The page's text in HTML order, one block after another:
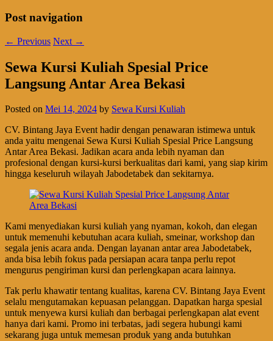
Post navigation
← Previous Next →
Sewa Kursi Kuliah Spesial Price
Langsung Antar Area Bekasi
Posted on Mei 14, 2024 by Sewa Kursi Kuliah
CV. Bintang Jaya Event hadir dengan penawaran istimewa untuk
anda yaitu mengenai Sewa Kursi Kuliah Spesial Price Langsung
Antar Area Bekasi. Jadikan acara anda lebih nyaman dan
profesional dengan kursi-kursi berkualitas dari kami, yang siap kirim
hingga keseluruh wilayah Jabodetabek dan sekitarnya.
Kami menyediakan kursi kuliah yang nyaman, kokoh, dan elegan
untuk memenuhi kebutuhan acara kuliah, smeinar, workshop dan
segala jenis acara anda. Dengan layanan antar area Jabodetabek,
anda bisa lebih fokus pada persiapan acara tanpa perlu repot
mengurus pengiriman kursi dan perlengkapan acara lainnya.
Tak perlu khawatir tentang kualitas, karena CV. Bintang Jaya Event
selalu mengutamakan kepuasan pelanggan. Dapatkan harga spesial
untuk menyewa kursi kuliah dan berbagai perlengkapan alat event
hanya dari kami. Promo ini terbatas, jadi segera hubungi kami
sekarang juga untuk memesan produk yang anda butuhkan